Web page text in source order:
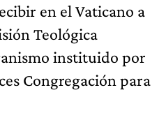
en el Vaticano a
Teológica
instituido por
Congregación para